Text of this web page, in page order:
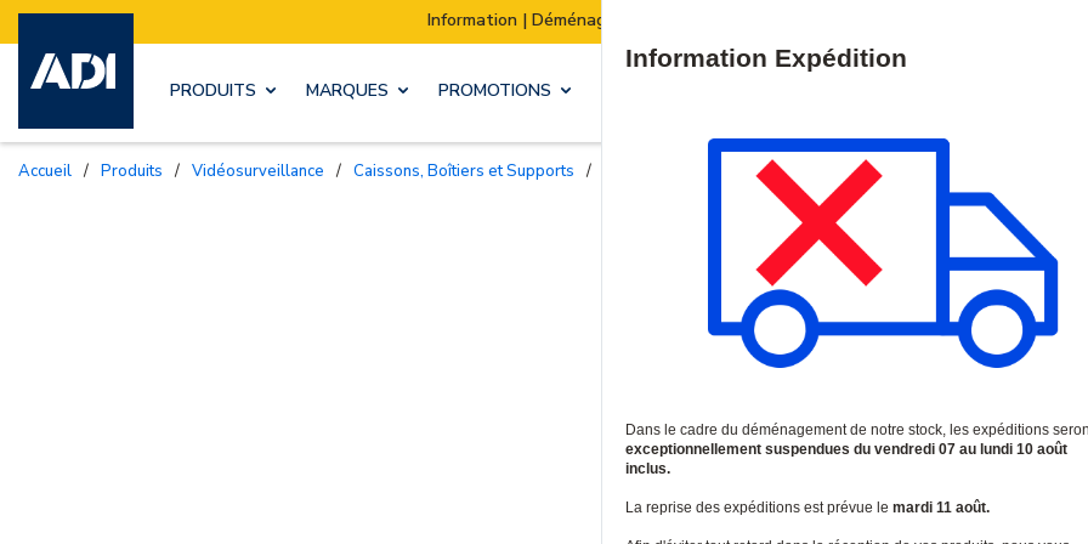
Information | Déménagement de notre stock : Les expéditions seront suspendues du 07 au 10 août
PRODUITS MARQUES PROMOTIONS
Accueil / Produits / Vidéosurveillance / Caissons, Boîtiers et Supports /